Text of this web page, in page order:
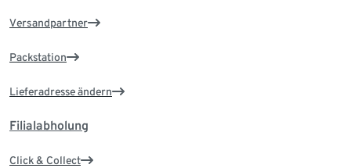
Versandpartner
Packstation
Lieferadresse ändern
Filialabholung
Click & Collect